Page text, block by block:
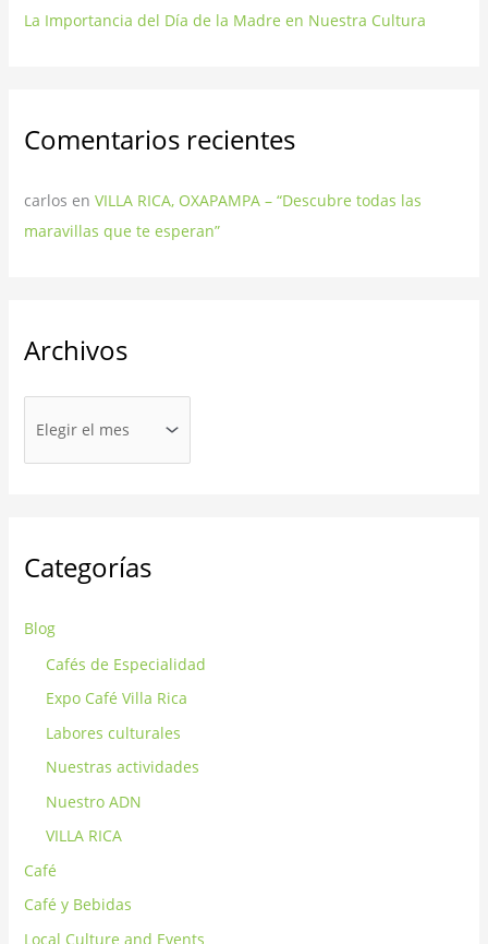
La Importancia del Día de la Madre en Nuestra Cultura
Comentarios recientes
carlos en VILLA RICA, OXAPAMPA – “Descubre todas las
maravillas que te esperan”
Archivos
Categorías
Blog
Cafés de Especialidad
Expo Café Villa Rica
Labores culturales
Nuestras actividades
Nuestro ADN
VILLA RICA
Café
Café y Bebidas
Local Culture and Events